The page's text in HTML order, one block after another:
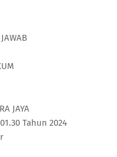
JAYA
Tahun 2024